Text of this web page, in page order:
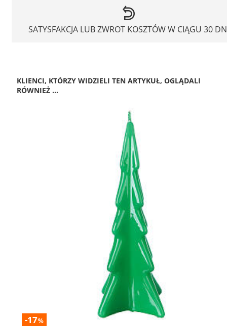
SATYSFAKCJA LUB ZWROT KOSZTÓW W CIĄGU 30
KLIENCI, KTÓRZY WIDZIELI TEN ARTYKUŁ, OGLĄDALI
RÓWNIEŻ ...
-17%